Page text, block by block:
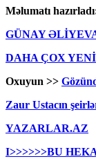
Məlumatı
GÜNAY
DAHA ÇOX
Oxuyun >>
Zaur Ustacın
YAZARLAR.AZ
I>>>>>>BU